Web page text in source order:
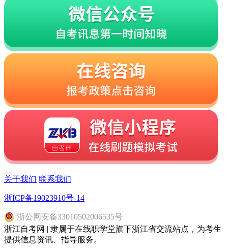
关于我们 联系我们
浙ICP备19023910号-14
浙公网安备33010502006535号
浙江自考网 | 隶属于在线职学堂旗下浙江省交流站点，为考生
提供信息资讯、指导服务。